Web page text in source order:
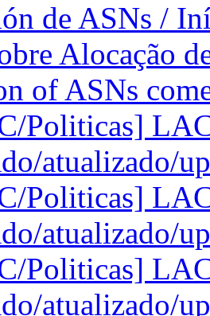
de ASNs /
Alocação
of ASNs
Politicas]
atualizado/
Politicas]
atualizado/
Politicas]
atualizado/